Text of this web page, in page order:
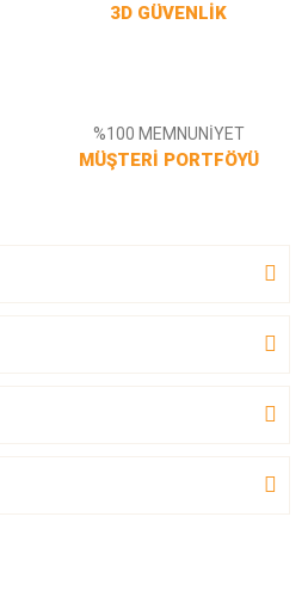
3D GÜVENLİK
%100 MEMNUNİYET
MÜŞTERİ PORTFÖYÜ